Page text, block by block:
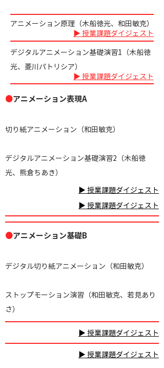
アニメーション原理（木船徳光、和田敏克）
デジタルアニメーション基礎演習1（木船徳
光、菱川パトリシア）
▶ 授業課題ダイジェスト
▶ 授業課題ダイジェスト
●アニメーション表現A
切り紙アニメーション（和田敏克）
デジタルアニメーション基礎演習2（木船徳
光、熊倉ちあき）
▶ 授業課題ダイジェスト
▶ 授業課題ダイジェスト
●アニメーション基礎B
デジタル切り紙アニメーション（和田敏克）
ストップモーション演習（和田敏克、若見あり
さ）
▶ 授業課題ダイジェスト
▶ 授業課題ダイジェスト